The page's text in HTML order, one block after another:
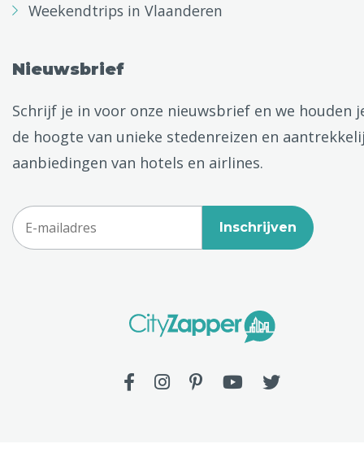
Weekendtrips in Vlaanderen
Nieuwsbrief
Schrijf je in voor onze nieuwsbrief en we houden
de hoogte van unieke stedenreizen en
aanbiedingen van hotels en airlines.
Inschrijven